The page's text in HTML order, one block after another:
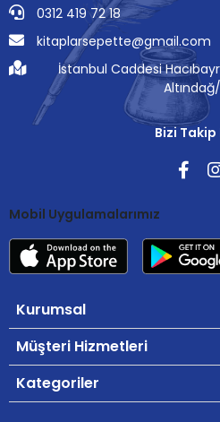
0312 419 72 18
kitaplarsepette@gmail.com
İstanbul Caddesi
Bizi Takip
Mobil Uygulamalarımız
Kurumsal
Müşteri Hizmetleri
Kategoriler